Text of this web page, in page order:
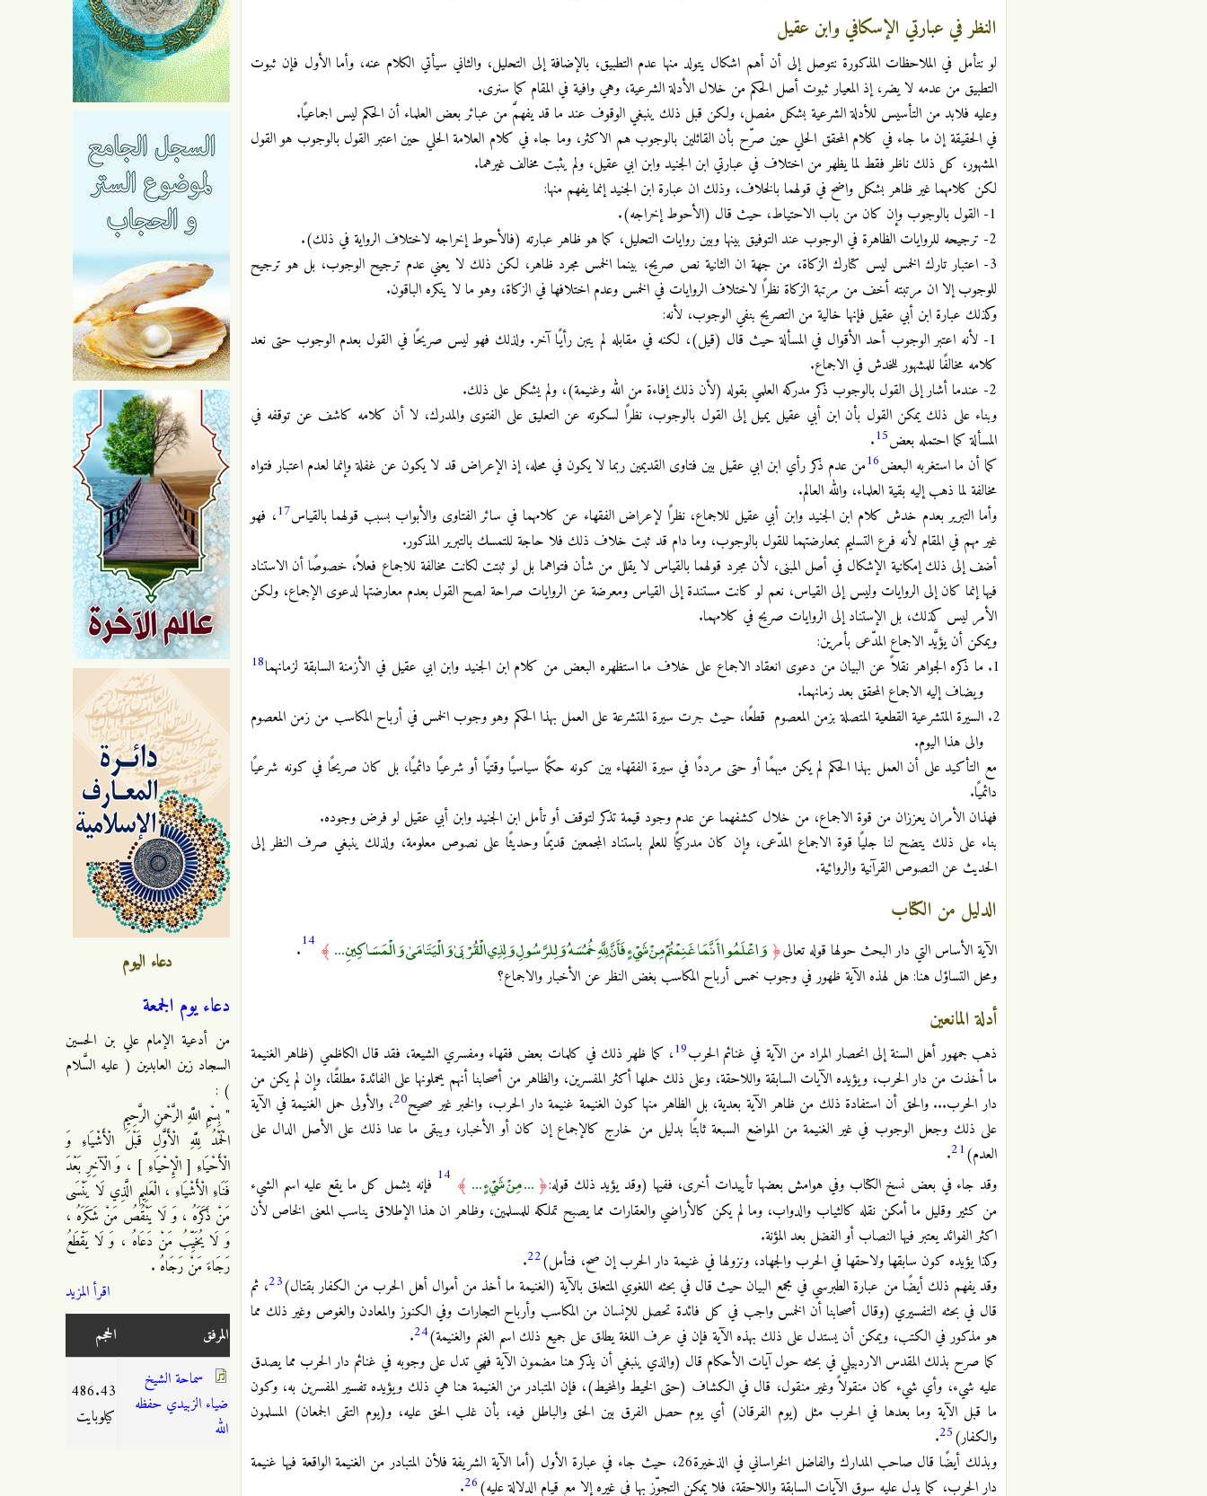
النظر في عبارتي الإسكافي وابن عقيل
لو نتأمل في الملاحظات المذكورة نتوصل إلى أن أهم اشكال يتولد منها عدم التطبيق، بالإضافة إلى التحليل، والثاني سيأتي الكلام عنه، وأما الأول فإن ثبوت
التطبيق من عدمه لا يضر، إذ المعيار ثبوت أصل الحكم من خلال الأدلة الشرعية، وهي وافية في المقام كما سنرى.
وعليه فلابد من التأسيس للأدلة الشرعية بشكل مفصل، ولكن قبل ذلك ينبغي الوقوف عند ما قد يفهمَّ من عبائر بعض العلماء أن الحكم ليس اجماعيًا.
في الحقيقة إن ما جاء في كلام المحقق الحلي حين صرّح بأن القائلين بالوجوب هم الاكثر، وما جاء في كلام العلامة الحلي حين اعتبر القول بالوجوب هو القول
المشهور، كل ذلك ناظر فقط لما يظهر من اختلاف في عبارتي ابن الجنيد وابن ابي عقيل، ولم يثبت مخالف غيرهما.
لكن كلامهما غير ظاهر بشكل واضح في قولهما بالخلاف، وذلك ان عبارة ابن الجنيد إنما يفهم منها:
1- القول بالوجوب وإن كان من باب الاحتياط، حيث قال (الأحوط إخراجه).
2- ترجيحه للروايات الظاهرة في الوجوب عند التوفيق بينها وبين روايات التحليل، كما هو ظاهر عبارته (فالأحوط إخراجه لاختلاف الرواية في ذلك).
3- اعتبار تارك الخمس ليس كتارك الزكاة، من جهة ان الثانية نص صريح، بينما الخمس مجرد ظاهر، لكن ذلك لا يعني عدم ترجيح الوجوب، بل هو ترجيح
للوجوب إلا ان مرتبته أخف من مرتبة الزكاة نظرًا لاختلاف الروايات في الخمس وعدم اختلافها في الزكاة، وهو ما لا ينكره الباقون.
وكذلك عبارة ابن أبي عقيل فإنها خالية من التصريح بنفي الوجوب، لأنه:
1- لأنه اعتبر الوجوب أحد الأقوال في المسألة حيث قال (قيل)، لكنه في مقابله لم يتبن رأيًا آخر. ولذلك فهو ليس صريحًا في القول بعدم الوجوب حتى نعد
كلامه مخالفًا للمشهور للخدش في الاجماع.
2- عندما أشار إلى القول بالوجوب ذكر مدركه العلمي بقوله (لأن ذلك إفاءة من الله وغنيمة)، ولم يشكل على ذلك.
وبناء على ذلك يمكن القول بأن ابن أبي عقيل يميل إلى القول بالوجوب، نظرًا لسكوته عن التعليق على الفتوى والمدرك، لا أن كلامه كاشف عن توقفه في
المسألة كما احتمله بعض15
.
كما أن ما استغربه البعض16من عدم ذكر رأي ابن ابي عقيل بين فتاوى القديمين ربما لا يكون في محله، إذ الإعراض قد لا يكون عن غفلة وإنما لعدم اعتبار فتواه
مخالفة لما ذهب إليه بقية العلماء، والله العالم.
وأما التبرير بعدم خدش كلام ابن الجنيد وابن أبي عقيل للاجماع، نظرًا لإعراض الفقهاء عن كلامهما في سائر الفتاوى والأبواب بسبب قولهما بالقياس17، فهو
غير مهم في المقام لأنه فرع التسليم بمعارضتهما للقول بالوجوب، وما دام قد ثبت خلاف ذلك فلا حاجة للتمسك بالتبرير المذكور.
أضف إلى ذلك إمكانية الإشكال في أصل المبنى، لأن مجرد قولهما بالقياس لا يقلل من شأن فتواهما بل لو ثبتت لكانت مخالفة للاجماع فعلاً، خصوصًا أن الاستناد
فيها إنما كان إلى الروايات وليس إلى القياس، نعم لو كانت مستندة إلى القياس ومعرضة عن الروايات صراحة لصح القول بعدم معارضتها لدعوى الإجماع، ولكن
الأمر ليس كذلك، بل الإستناد إلى الروايات صريح في كلامهما.
ويمكن أن يؤيَّد الاجماع المدّعى بأمرين:
ما ذكره الجواهر نقلاً عن البيان من دعوى انعقاد الاجماع على خلاف ما استظهره البعض من كلام ابن الجنيد وابن ابي عقيل في الأزمنة السابقة لزمانهما18
ويضاف إليه الاجماع المحقق بعد زمانهما.
السيرة المتشرعية القطعية المتصلة بزمن المعصوم قطعًا، حيث جرت سيرة المتشرعة على العمل بهذا الحكم وهو وجوب الخمس في أرباح المكاسب من زمن المعصوم
والى هذا اليوم.
مع التأكيد على أن العمل بهذا الحكم لم يكن مبهمًا أو حتى مرددًا في سيرة الفقهاء بين كونه حكمًا سياسيًا وقتيًا أو شرعيًا دائميًا، بل كان صريحًا في كونه شرعيًا
دائميًا.
فهذان الأمران يعززان من قوة الاجماع، من خلال كشفهما عن عدم وجود قيمة تذكر لتوقف أو تأمل ابن الجنيد وابن أبي عقيل لو فرض وجوده.
بناء على ذلك يتضح لنا جليًا قوة الاجماع المدّعى، وإن كان مدركيًا للعلم باستناد المجمعين قديمًا وحديثًا على نصوص معلومة، ولذلك ينبغي صرف النظر إلى
الحديث عن النصوص القرآنية والروائية.
الدليل من الكتاب
الآية الأساس التي دار البحث حولها قوله تعالى﴿ وَاعْلَمُوا أَنَّمَا غَنِمْتُمْ مِنْ شَيْءٍ فَأَنَّ لِلَّهِ خُمُسَهُ وَلِلرَّسُولِ وَلِذِي الْقُرْبَىٰ وَالْيَتَامَىٰ وَالْمَسَاكِينِ ... ﴾ 14
.
ومحل التساؤل هنا: هل لهذه الآية ظهور في وجوب خمس أرباح المكاسب بغض النظر عن الأخبار والاجماع؟
أدلة المانعين
ذهب جمهور أهل السنة إلى انحصار المراد من الآية في غنائم الحرب19، كما ظهر ذلك في كلمات بعض فقهاء ومفسري الشيعة، فقد قال الكاظمي (ظاهر الغنيمة
ما أخذت من دار الحرب، ويؤيده الآيات السابقة واللاحقة، وعلى ذلك حملها أكثر المفسرين، والظاهر من أصحابنا أنهم يحملونها على الفائدة مطلقًا، وإن لم يكن من
دار الحرب... والحق أن استفادة ذلك من ظاهر الآية بعدية، بل الظاهر منها كون الغنيمة غنيمة دار الحرب، والخبر غير صحيح20، والأولى حمل الغنيمة في الآية
على ذلك وجعل الوجوب في غير الغنيمة من المواضع السبعة ثابتًا بدليل من خارج كالإجماع إن كان أو الأخبار، ويبقى ما عدا ذلك على الأصل الدال على
العدم)21
.
وقد جاء في بعض نسخ الكتاب وفي هوامش بعضها تأييدات أخرى، ففيها (وقد يؤيد ذلك قوله:﴿ ... مِنْ شَيْءٍ ... ﴾ 14 فإنه يشمل كل ما يقع عليه اسم الشيء
من كثير وقليل ما أمكن نقله كالثياب والدواب، وما لم يكن كالأراضي والعقارات مما يصبح تملكه للمسلمين، وظاهر ان هذا الإطلاق يناسب المعنى الخاص لأن
اكثر الفوائد يعتبر فيها النصاب أو الفضل بعد المؤنة.
وكذا يؤيده كون سابقها ولاحقها في الحرب والجهاد، ونزولها في غنيمة دار الحرب إن صح، فتأمل)22
.
وقد يفهم ذلك أيضًا من عبارة الطبرسي في مجمع البيان حيث قال في بحثه اللغوي المتعلق بالآية (الغنيمة ما أخذ من أموال أهل الحرب من الكفار بقتال)23، ثم
قال في بحثه التفسيري (وقال أصحابنا أن الخمس واجب في كل فائدة تحصل للإنسان من المكاسب وأرباح التجارات وفي الكنوز والمعادن والغوص وغير ذلك مما
هو مذكور في الكتب، ويمكن أن يستدل على ذلك بهذه الآية فإن في عرف اللغة يطلق على جميع ذلك اسم الغنم والغنيمة)24
.
كما صرح بذلك المقدس الاردبيلي في بحثه حول آيات الأحكام قال (والذي ينبغي أن يذكر هنا مضمون الآية فهي تدل على وجوبه في غنائم دار الحرب مما يصدق
عليه شيء، وأي شيء كان منقولاً وغير منقول، قال في الكشاف (حتى الخيط والمخيط)، فإن المتبادر من الغنيمة هنا هي ذلك ويؤيده تفسير المفسرين به، وكون
ما قبل الآية وما بعدها في الحرب مثل (يوم الفرقان) أي يوم حصل الفرق بين الحق والباطل فيه، بأن غلب الحق عليه، و(يوم التقى الجمعان) المسلمون
والكفار)25
.
وبذلك أيضًا قال صاحب المدارك والفاضل الخراساني في الذخيرة26، حيث جاء في عبارة الأول (أما الآية الشريفة فلأن المتبادر من الغنيمة الواقعة فيها غنيمة
دار الحرب، كما يدل عليه سوق الآيات السابقة واللاحقة، فلا يمكن التجوّز بها في غيره إلا مع قيام الدلالة عليه)26
.
دعاء اليوم
دعاء يوم الجمعة
من أدعية الإمام علي بن الحسين
السجاد زين العابدين ( عليه السَّلام
) :
" بِسْمِ اللَّهِ الرَّحْمنِ الرَّحِيمِ
الْحَمْدُ لِلَّهِ الْأَوَّلِ قَبْلَ الْأَشْيَاءِ وَ
الْأَحْيَاءِ [ الْإِحْيَاءِ ] ، وَ الْآخِرِ بَعْدَ
فَنَاءِ الْأَشْيَاءِ ، الْعَلِيمِ الَّذِي لَا يَنْسَى
مَنْ ذَكَرَهُ ، وَ لَا يَنْقُصُ مَنْ شَكَرَهُ ،
وَ لَا يُخَيِّبُ مَنْ دَعَاهُ ، وَ لَا يَقْطَعُ
رَجَاءَ مَنْ رَجَاهُ .
اقرأ المزيد
المرفق
الحجم
سماحة الشيخ
ضياء الزبيدي حفظه
الله
486.43
كيلوبايت